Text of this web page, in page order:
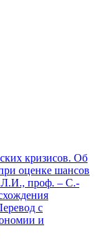
кризисов. Об
оценке шансов
Л.И., проф. – С.-
с
и